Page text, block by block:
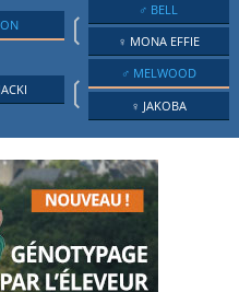
❲
♂ BELL
♀ MONA EFFIE
❲
♂ MELWOOD
♀ JAKOBA